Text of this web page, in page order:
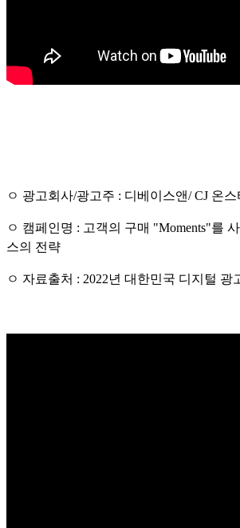
ㅇ 광고회사/광고주 : 디베이스앤/ CJ 온스
ㅇ 캠페인명 : 고객의 구매 "Moments"를
스의 전략
ㅇ 자료출처 : 2022년 대한민국 디지털 광